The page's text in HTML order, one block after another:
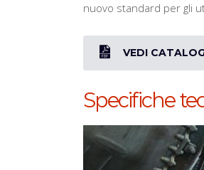
nuovo standard per gli
VEDI
Specifiche